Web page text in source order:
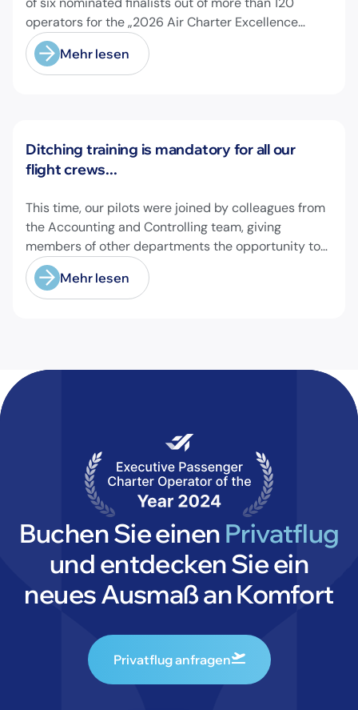
operators for the „2026 Air Charter Excellence
Awards“ in the category „Executive Passenger
Charter Operator of the Year (18 seats or less)“!
@theaircharterassociation
Mehr lesen
Neuigkeiten
Ditching training is mandatory for all our
flight crews...
This time, our pilots were joined by colleagues from
the Accounting and Controlling team, giving
members of other departments the opportunity to
experience pilot's and air hostess training firsthand
and learn essential safety procedures.
Mehr lesen
Buchen Sie einen Privatflug
und entdecken Sie ein
neues Ausmaß an Komfort
Privatflug anfragen